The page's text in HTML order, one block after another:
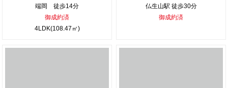
端岡 徒歩14分
御成約済
4LDK(108.47㎡)
仏生山駅 徒歩30分
御成約済